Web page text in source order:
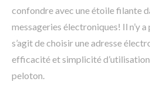
confondre avec une étoile filante
messageries électroniques! Il n’y
s’agit de choisir une adresse
efficacité et simplicité
peloton.